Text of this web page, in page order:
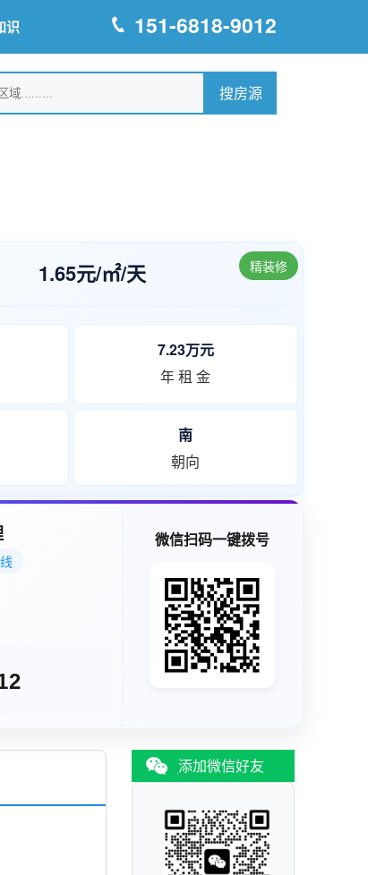
识 151-6818-9012
1.65元/㎡/天 精装修
7.23万元
年 租 金
南
朝向
微信扫码一键拨号
添加微信好友